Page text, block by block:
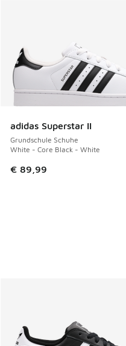
adidas Superstar II
Grundschule Schuhe
White - Core Black - White
€ 89,99